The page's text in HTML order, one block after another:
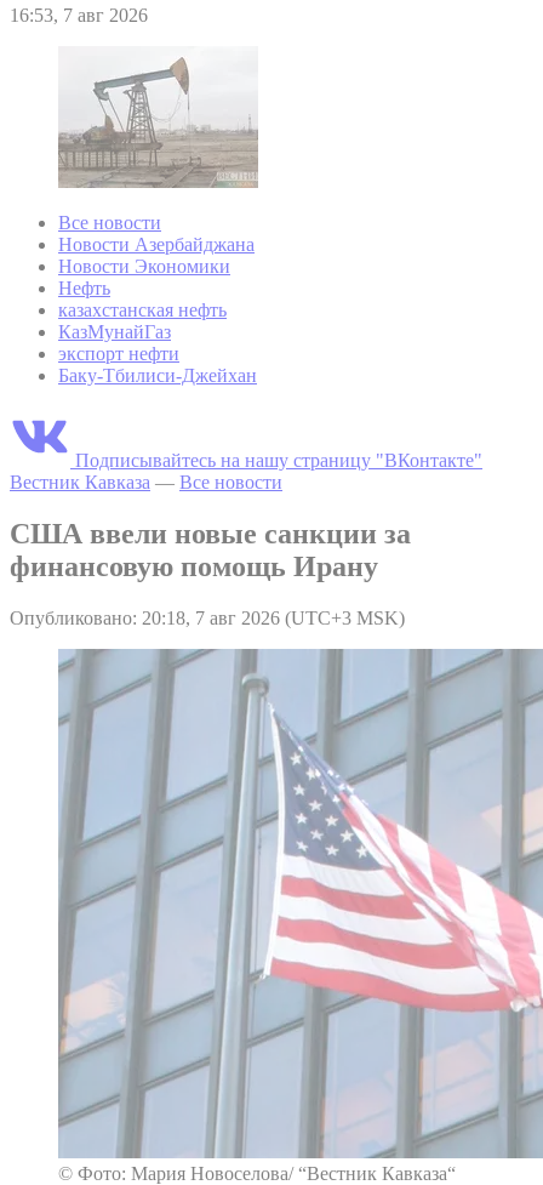
16:53, 7 авг 2026
Все новости
Новости Азербайджана
Новости Экономики
Нефть
казахстанская нефть
КазМунайГаз
экспорт нефти
Баку-Тбилиси-Джейхан
Подписывайтесь на нашу страницу "ВКонтакте"
Вестник Кавказа — Все новости
США ввели новые санкции за
финансовую помощь Ирану
Опубликовано: 20:18, 7 авг 2026 (UTC+3 MSK)
© Фото: Мария Новоселова/ “Вестник Кавказа“